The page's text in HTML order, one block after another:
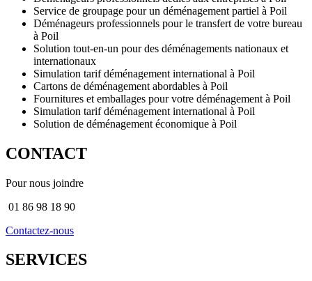
Service de groupage pour un déménagement partiel à Poil
Déménageurs professionnels pour le transfert de votre bureau
à Poil
Solution tout-en-un pour des déménagements nationaux et
internationaux
Simulation tarif déménagement international à Poil
Cartons de déménagement abordables à Poil
Fournitures et emballages pour votre déménagement à Poil
Simulation tarif déménagement international à Poil
Solution de déménagement économique à Poil
CONTACT
Pour nous joindre
01 86 98 18 90
Contactez-nous
SERVICES